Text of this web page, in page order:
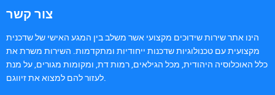
צור קשר
הינו אתר שירות שידוכים מקצועי אשר משלב בין המגע האישי של שדכנית
מקצועית עם טכנולוגיות שדכנות ייחודיות ומתקדמות. השירות משרת את
כלל האוכלוסיה היהודית, מכל הגילאים, רמות דת, ומקומות מגורים, על מנת
לעזור להם למצוא את זיווגם.